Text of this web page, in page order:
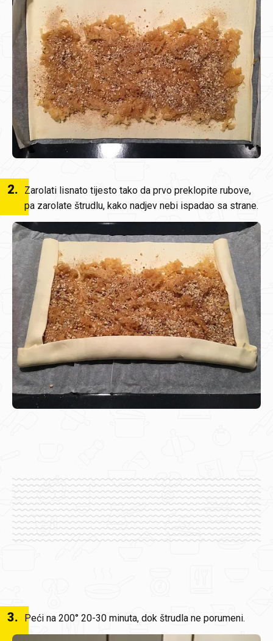
2.
Zarolati lisnato tijesto tako da prvo preklopite rubove,
pa zarolate štrudlu, kako nadjev nebi ispadao sa strane.
3. Peći na 200° 20-30 minuta, dok štrudla ne porumeni.